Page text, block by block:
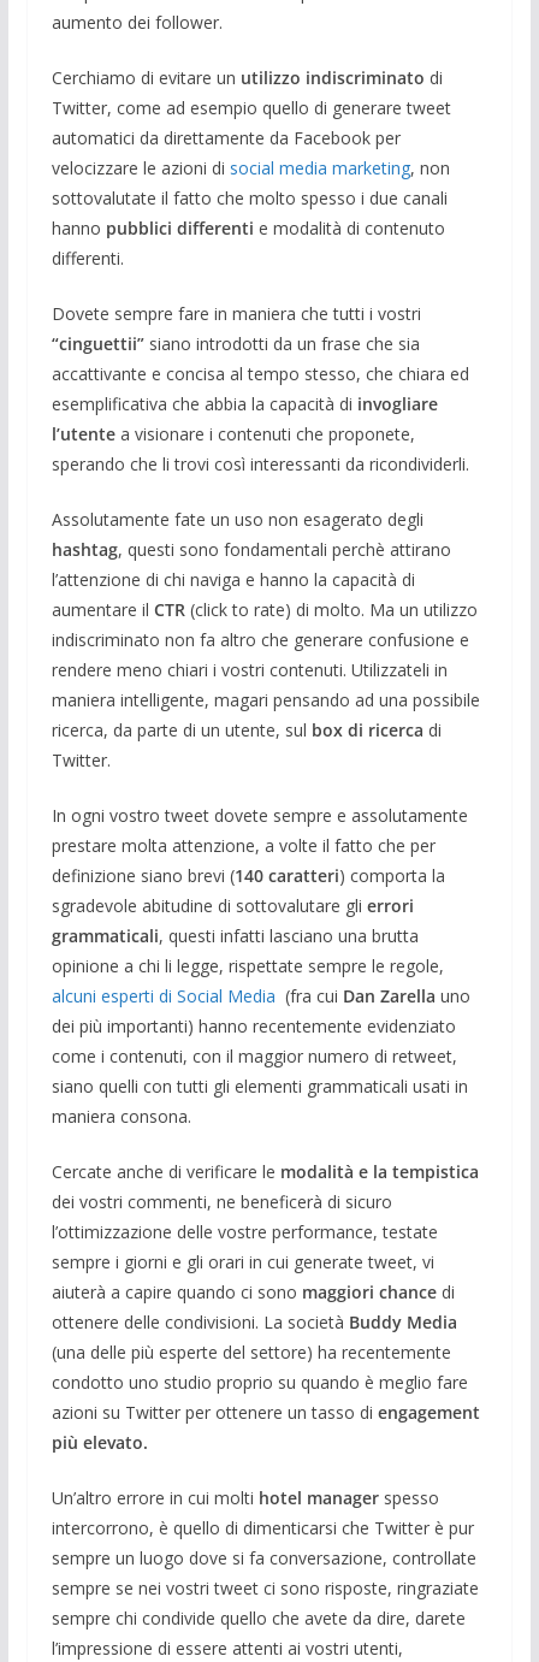
aumento dei follower.
Cerchiamo di evitare un utilizzo indiscriminato di
Twitter, come ad esempio quello di generare tweet
automatici da direttamente da Facebook per
velocizzare le azioni di social media marketing, non
sottovalutate il fatto che molto spesso i due canali
hanno pubblici differenti e modalità di contenuto
differenti.
Dovete sempre fare in maniera che tutti i vostri
“cinguettii”siano introdotti da un frase che sia
accattivante e concisa al tempo stesso, che chiara ed
esemplificativa che abbia la capacità di invogliare
l’utentea visionare i contenuti che proponete,
sperando che li trovi così interessanti da ricondividerli.
Assolutamente fate un uso non esagerato degli
hashtag, questi sono fondamentali perchè attirano
l’attenzione di chi naviga e hanno la capacità di
aumentare il CTR(click to rate) di molto. Ma un utilizzo
indiscriminato non fa altro che generare confusione e
rendere meno chiari i vostri contenuti. Utilizzateli in
maniera intelligente, magari pensando ad una possibile
ricerca, da parte di un utente, sul box di ricerca di
Twitter.
In ogni vostro tweet dovete sempre e assolutamente
prestare molta attenzione, a volte il fatto che per
definizione siano brevi (140 caratteri) comporta la
sgradevole abitudine di sottovalutare gli errori
grammaticali, questi infatti lasciano una brutta
opinione a chi li legge, rispettate sempre le regole,
alcuni esperti di Social Media (fra cui Dan Zarella uno
dei più importanti) hanno recentemente evidenziato
come i contenuti, con il maggior numero di retweet,
siano quelli con tutti gli elementi grammaticali usati in
maniera consona.
Cercate anche di verificare le modalità e la tempistica
dei vostri commenti, ne beneficerà di sicuro
l’ottimizzazione delle vostre performance, testate
sempre i giorni e gli orari in cui generate tweet, vi
aiuterà a capire quando ci sono maggiori chancedi
ottenere delle condivisioni. La società Buddy Media
(una delle più esperte del settore) ha recentemente
condotto uno studio proprio su quando è meglio fare
azioni su Twitter per ottenere un tasso di engagement
più elevato.
Un’altro errore in cui molti hotel managerspesso
intercorrono, è quello di dimenticarsi che Twitter è pur
sempre un luogo dove si fa conversazione, controllate
sempre se nei vostri tweet ci sono risposte, ringraziate
sempre chi condivide quello che avete da dire, darete
l’impressione di essere attenti ai vostri utenti,